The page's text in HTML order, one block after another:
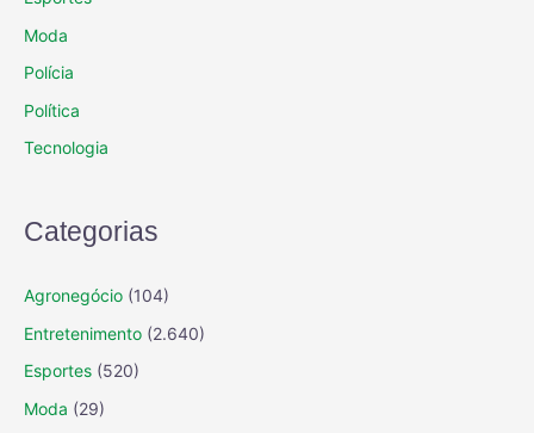
Moda
Polícia
Política
Tecnologia
Categorias
Agronegócio (104)
Entretenimento (2.640)
Esportes (520)
Moda (29)